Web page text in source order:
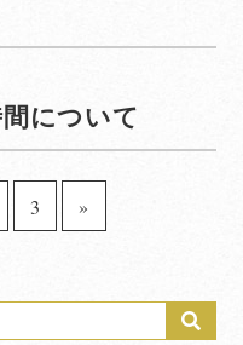
について
3 »